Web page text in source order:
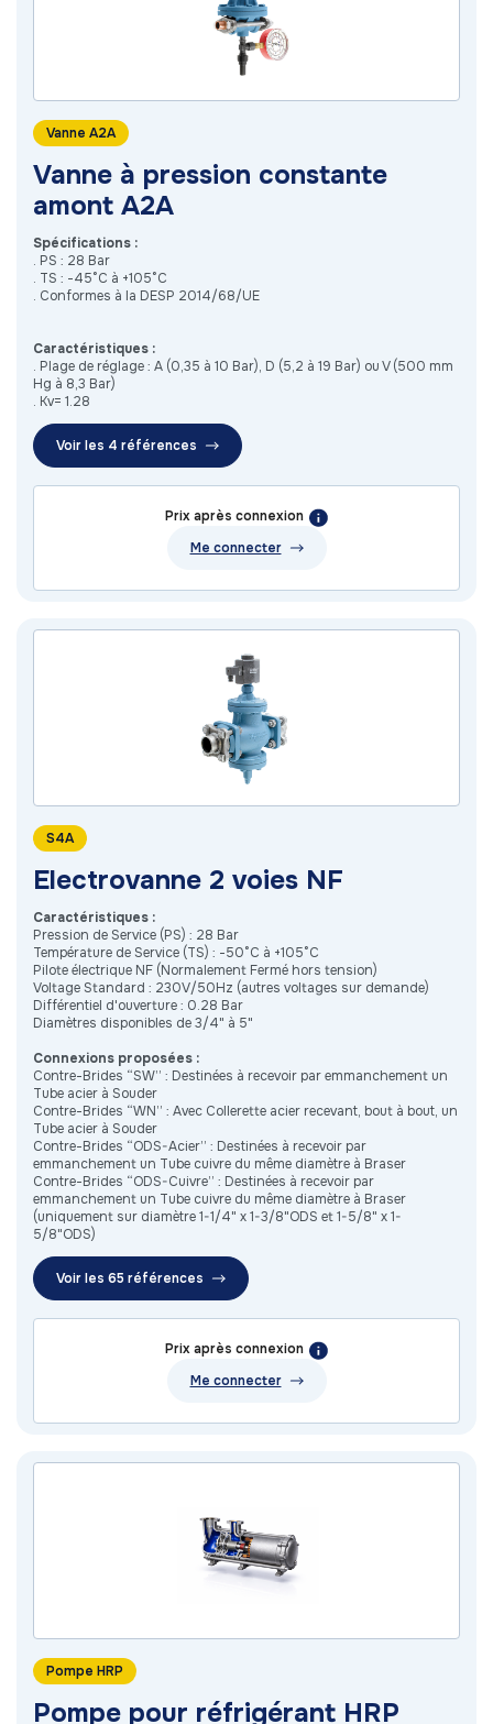
Vanne A2A
Vanne à pression constante
amont A2A
Spécifications :
. PS : 28 Bar
. TS : -45°C à +105°C
. Conformes à la DESP 2014/68/UE
Caractéristiques :
. Plage de réglage : A (0,35 à 10 Bar), D (5,2 à 19 Bar) ou V (500 mm
Hg à 8,3 Bar)
. Kv= 1.28
Voir les 4 références
Prix après connexion
Me connecter
S4A
Electrovanne 2 voies NF
Caractéristiques :
Pression de Service (PS) : 28 Bar
Température de Service (TS) : -50°C à +105°C
Pilote électrique NF (Normalement Fermé hors tension)
Voltage Standard : 230V/50Hz (autres voltages sur demande)
Différentiel d'ouverture : 0.28 Bar
Diamètres disponibles de 3/4" à 5"
Connexions proposées :
Contre-Brides “SW” : Destinées à recevoir par emmanchement un
Tube acier à Souder
Contre-Brides “WN” : Avec Collerette acier recevant, bout à bout, un
Tube acier à Souder
Contre-Brides “ODS-Acier” : Destinées à recevoir par
emmanchement un Tube cuivre du même diamètre à Braser
Contre-Brides “ODS-Cuivre” : Destinées à recevoir par
emmanchement un Tube cuivre du même diamètre à Braser
(uniquement sur diamètre 1-1/4" x 1-3/8"ODS et 1-5/8" x 1-
5/8"ODS)
Voir les 65 références
Prix après connexion
Me connecter
Pompe HRP
Pompe pour réfrigérant HRP